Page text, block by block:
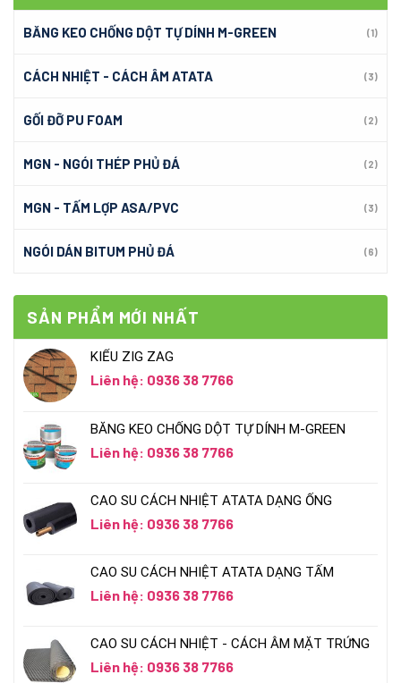
BĂNG KEO CHỐNG DỘT TỰ DÍNH M-GREEN (1)
CÁCH NHIỆT - CÁCH ÂM ATATA (3)
GỐI ĐỠ PU FOAM (2)
MGN - NGÓI THÉP PHỦ ĐÁ (2)
MGN - TẤM LỢP ASA/PVC (3)
NGÓI DÁN BITUM PHỦ ĐÁ (6)
SẢN PHẨM MỚI NHẤT
KIỂU ZIG ZAG
Liên hệ: 0936 38 7766
BĂNG KEO CHỐNG DỘT TỰ DÍNH M-GREEN
Liên hệ: 0936 38 7766
CAO SU CÁCH NHIỆT ATATA DẠNG ỐNG
Liên hệ: 0936 38 7766
CAO SU CÁCH NHIỆT ATATA DẠNG TẤM
Liên hệ: 0936 38 7766
CAO SU CÁCH NHIỆT - CÁCH ÂM MẶT TRỨNG
Liên hệ: 0936 38 7766